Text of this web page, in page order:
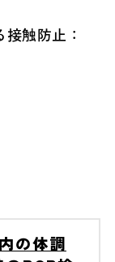
触防止：
の体調